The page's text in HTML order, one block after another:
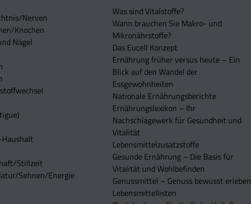
Nerven
Knochen
Nägel
Stillzeit
Sehnen/Energie
Was sind Vitalstoffe?
Wann brauchen Sie Makro- und
Mikronährstoffe?
Das Eucell Konzept
Ernährung früher versus heute – Ein
Blick auf den Wandel der
Essgewohnheiten
Nationale Ernährungsberichte
Ernährungslexikon – Ihr
Nachschlagewerk für Gesundheit und
Vitalität
Lebensmittelzusatzstoffe
Gesunde Ernährung – Die Basis für
Vitalität und Wohlbefinden
Genussmittel – Genuss bewusst erleben
Lebensmittellisten